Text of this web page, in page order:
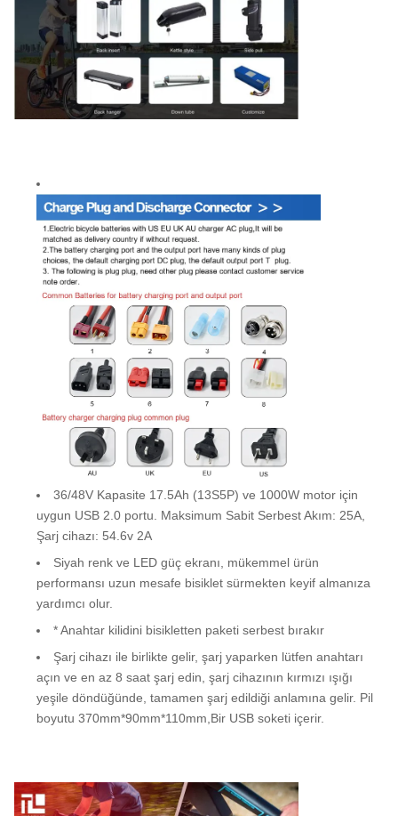
36/48V Kapasite 17.5Ah (13S5P) ve 1000W motor için
uygun USB 2.0 portu. Maksimum Sabit Serbest Akım: 25A,
Şarj cihazı: 54.6v 2A
Siyah renk ve LED güç ekranı, mükemmel ürün
performansı uzun mesafe bisiklet sürmekten keyif almanıza
yardımcı olur.
* Anahtar kilidini bisikletten paketi serbest bırakır
Şarj cihazı ile birlikte gelir, şarj yaparken lütfen anahtarı
açın ve en az 8 saat şarj edin, şarj cihazının kırmızı ışığı
yeşile döndüğünde, tamamen şarj edildiği anlamına gelir. Pil
boyutu 370mm*90mm*110mm,Bir USB soketi içerir.